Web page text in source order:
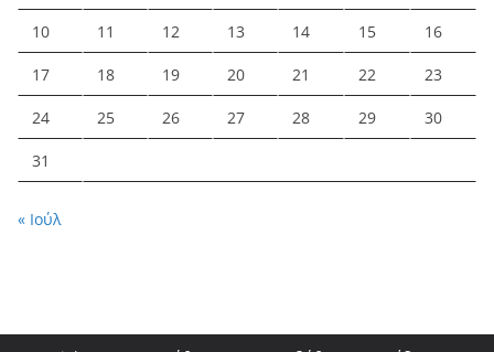
10 11 12 13 14 15 16
17 18 19 20 21 22 23
24 25 26 27 28 29 30
31
« Ιούλ